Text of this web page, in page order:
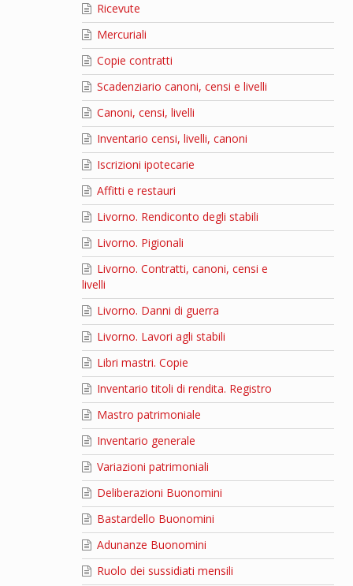
Ricevute
Mercuriali
Copie contratti
Scadenziario canoni, censi e livelli
Canoni, censi, livelli
Inventario censi, livelli, canoni
Iscrizioni ipotecarie
Affitti e restauri
Livorno. Rendiconto degli stabili
Livorno. Pigionali
Livorno. Contratti, canoni, censi e
livelli
Livorno. Danni di guerra
Livorno. Lavori agli stabili
Libri mastri. Copie
Inventario titoli di rendita. Registro
Mastro patrimoniale
Inventario generale
Variazioni patrimoniali
Deliberazioni Buonomini
Bastardello Buonomini
Adunanze Buonomini
Ruolo dei sussidiati mensili